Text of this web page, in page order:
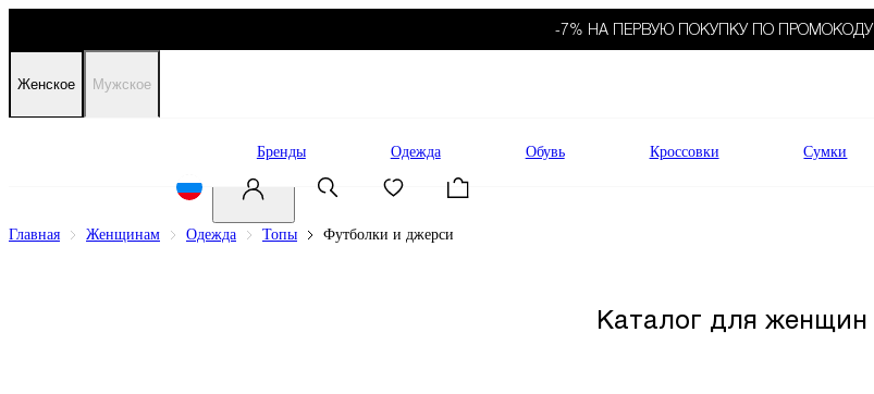
-7% НА ПЕРВУЮ ПОКУПКУ ПО ПРОМОКОДУ
Женское Мужское
Бренды Одежда Обувь Кроссовки Сумки
Главная Женщинам Одежда Топы Футболки и джерси
Каталог для женщин